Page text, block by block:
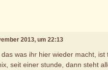
2013, um 22:13
was ihr hier wieder macht, ist
seit einer stunde, dann steht